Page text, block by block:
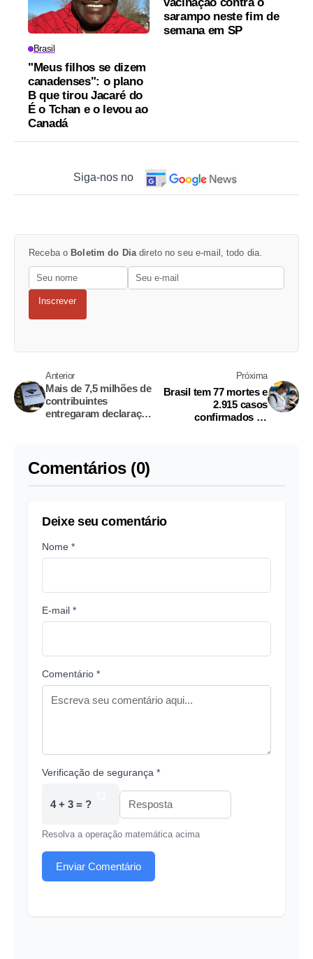
Brasil
"Meus filhos se dizem
canadenses": o plano
B que tirou Jacaré do
É o Tchan e o levou ao
Canadá
sarampo neste fim de
semana em SP
Siga-nos no
Receba o Boletim do Dia direto no seu e-mail, todo dia.
Inscrever
Anterior
Mais de 7,5 milhões de
contribuintes
entregaram declaração
Próxima
Brasil tem 77 mortes e
2.915 casos
confirmados de
Comentários (0)
Deixe seu comentário
Nome *
E-mail *
Comentário *
Verificação de segurança *
4 + 3 = ?
Resolva a operação matemática acima
Enviar Comentário